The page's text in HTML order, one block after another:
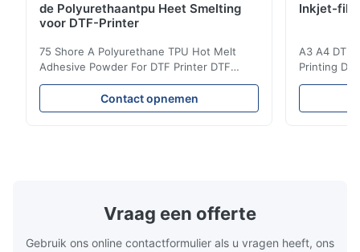
de Polyurethaantpu Heet Smelting
voor DTF-Printer
75 Shore A Polyurethane TPU Hot Melt
Adhesive Powder For DTF Printer DTF
Powder Technical Parameters Bonding
Parameters ( reference only) Temperature
110-130℃ Press 0.5-1.5 kg/cm2 Time 8-20
Contact opnemen
Inkjet-
A3 A4 DTF
Printing
application
pattern
Vraag een offerte
Gebruik ons online contactformulier als u vragen heeft, ons